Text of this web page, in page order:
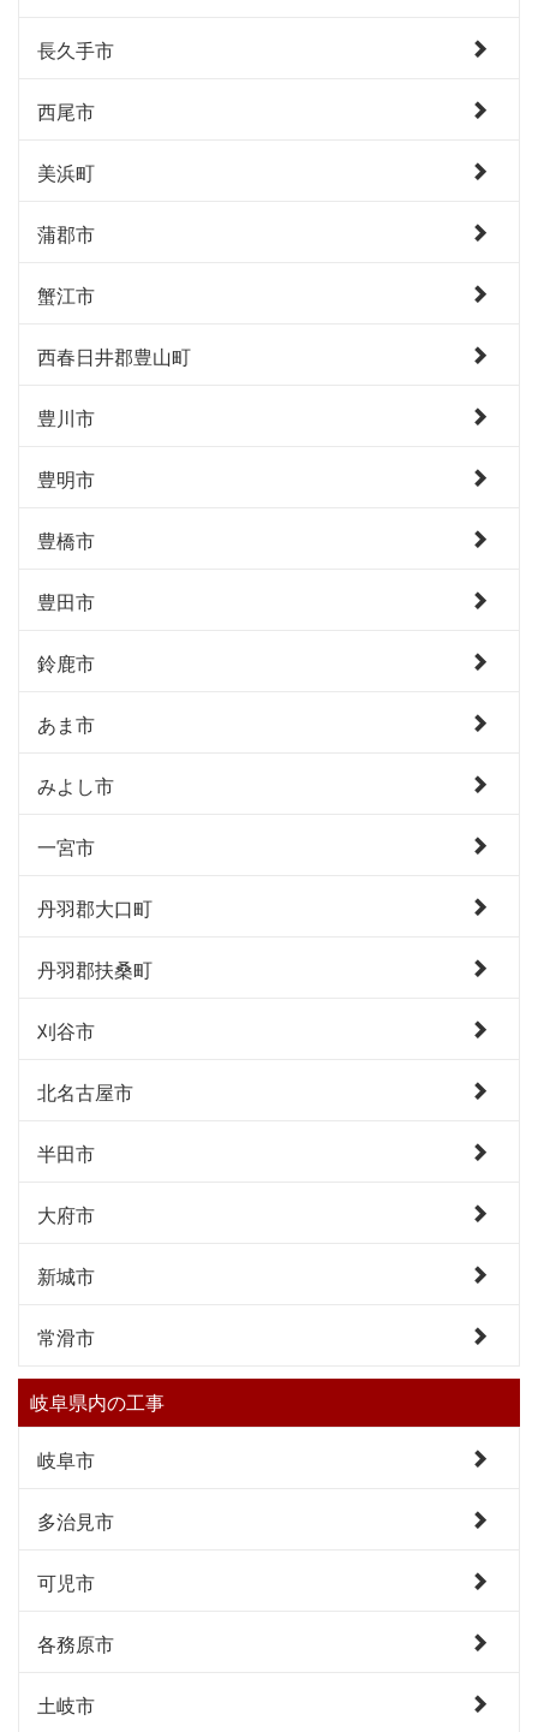
長久手市
西尾市
美浜町
蒲郡市
蟹江市
西春日井郡豊山町
豊川市
豊明市
豊橋市
豊田市
鈴鹿市
あま市
みよし市
一宮市
丹羽郡大口町
丹羽郡扶桑町
刈谷市
北名古屋市
半田市
大府市
新城市
常滑市
岐阜県内の工事
岐阜市
多治見市
可児市
各務原市
土岐市